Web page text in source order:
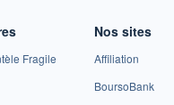
Fragile
Nos sites
Affiliation
BoursoBank